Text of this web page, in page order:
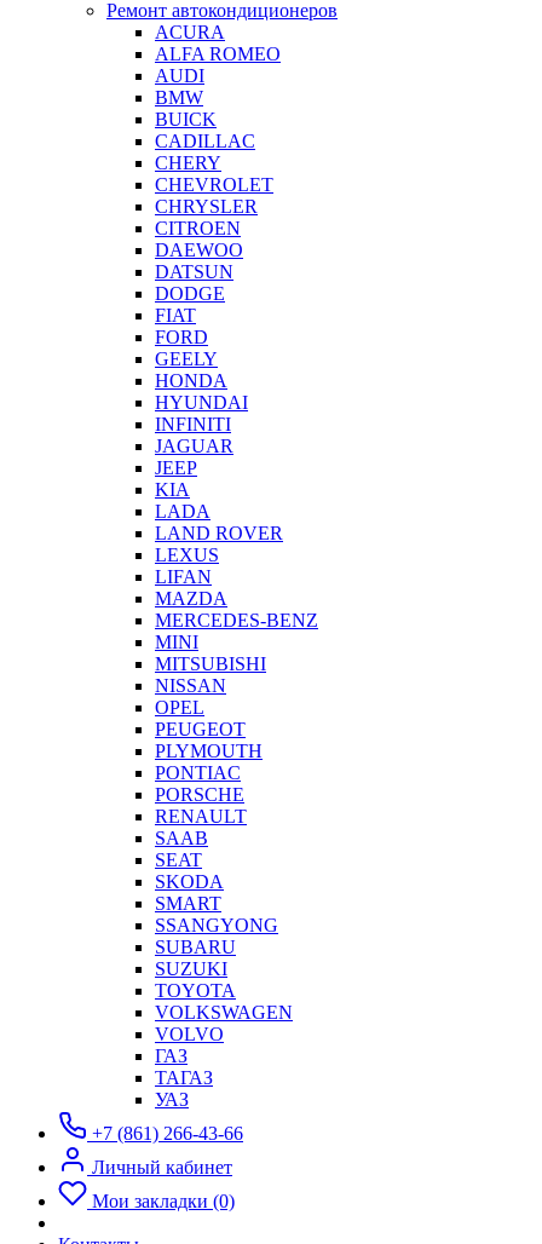
Ремонт автокондиционеров
ACURA
ALFA ROMEO
AUDI
BMW
BUICK
CADILLAC
CHERY
CHEVROLET
CHRYSLER
CITROEN
DAEWOO
DATSUN
DODGE
FIAT
FORD
GEELY
HONDA
HYUNDAI
INFINITI
JAGUAR
JEEP
KIA
LADA
LAND ROVER
LEXUS
LIFAN
MAZDA
MERCEDES-BENZ
MINI
MITSUBISHI
NISSAN
OPEL
PEUGEOT
PLYMOUTH
PONTIAC
PORSCHE
RENAULT
SAAB
SEAT
SKODA
SMART
SSANGYONG
SUBARU
SUZUKI
TOYOTA
VOLKSWAGEN
VOLVO
ГАЗ
ТАГАЗ
УАЗ
+7 (861) 266-43-66
Личный кабинет
Мои закладки (0)